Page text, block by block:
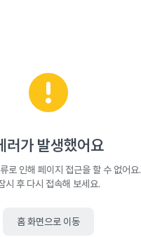
러가 발생했어요
로 인해 페이지 접근을 할 수 없어요.
시 후 다시 접속해 보세요.
홈 화면으로 이동